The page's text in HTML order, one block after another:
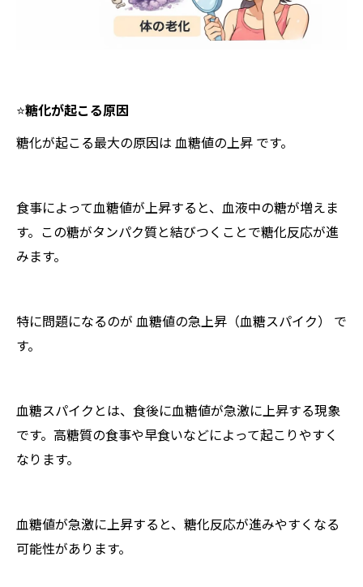
⭐️糖化が起こる原因
糖化が起こる最大の原因は 血糖値の上昇 です。
食事によって血糖値が上昇すると、血液中の糖が増えま
す。この糖がタンパク質と結びつくことで糖化反応が進
みます。
特に問題になるのが 血糖値の急上昇（血糖スパイク） で
す。
血糖スパイクとは、食後に血糖値が急激に上昇する現象
です。高糖質の食事や早食いなどによって起こりやすく
なります。
血糖値が急激に上昇すると、糖化反応が進みやすくなる
可能性があります。